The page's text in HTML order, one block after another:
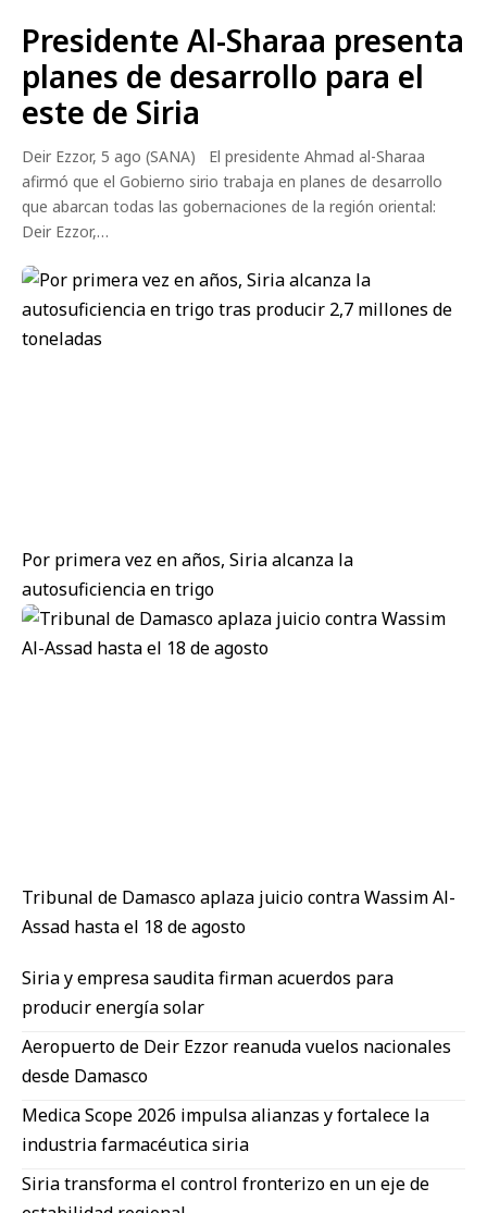
Presidente Al-Sharaa presenta
planes de desarrollo para el
este de Siria
Deir Ezzor, 5 ago (SANA) El presidente Ahmad al-Sharaa
afirmó que el Gobierno sirio trabaja en planes de desarrollo
que abarcan todas las gobernaciones de la región oriental:
Deir Ezzor,…
Por primera vez en años, Siria alcanza la
autosuficiencia en trigo
Tribunal de Damasco aplaza juicio contra Wassim Al-
Assad hasta el 18 de agosto
Siria y empresa saudita firman acuerdos para
producir energía solar
Aeropuerto de Deir Ezzor reanuda vuelos nacionales
desde Damasco
Medica Scope 2026 impulsa alianzas y fortalece la
industria farmacéutica siria
Siria transforma el control fronterizo en un eje de